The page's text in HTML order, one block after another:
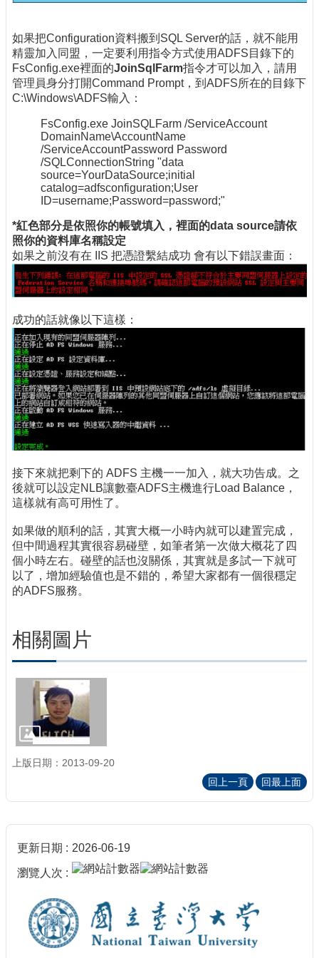
如果把Configuration資料搬到SQL Server的話，就不能用
精靈加入同盟，一定要利用指令方式使用ADFS目錄下的
FsConfig.exe裡面的JoinSqlFarm指令才可以加入，請用
管理員身分打開Command Prompt，到ADFS所在的目錄下
C:\Windows\ADFS輸入：
FsConfig.exe JoinSQLFarm /ServiceAccount
DomainName\AccountName
/ServiceAccountPassword Password
/SQLConnectionString "data
source=YourDataSource;initial
catalog=adfsconfiguration;User
ID=username;Password=password;"
*紅色部分是依照你的帳號填入，裡面的data source請依
照你的資料庫名稱設定
如果之前沒有在 IIS 把憑證繫結成功 會有以下錯誤畫面：
成功的話就像以下這樣：
接下來就把剩下的 ADFS 主機一一加入，就大功告成。之
後就可以設定NLB讓數臺ADFS主機進行Load Balance，
這樣就有高可用性了。
如果做的順利的話，其實大概一小時內就可以建置完成，
但中間過程其實很容易碰壁，如筆者第一次做大概花了四
個小時左右。碰壁的話也沒關係，其實就是多試一下就可
以了，增加經驗值也是不錯的，希望大家都有一個很穩定
的ADFS服務。
相關圖片
上版日期：2013-09-20
回上一頁
回最上面
更新日期 2026-06-19
瀏覽人次